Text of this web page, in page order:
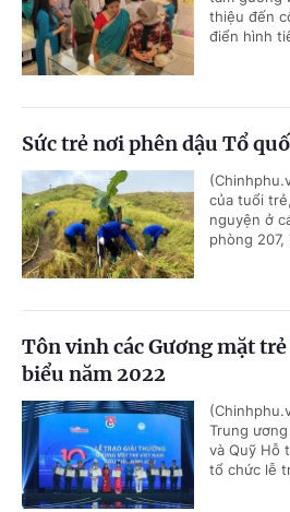
thiệu đến
điển hình
Sức trẻ nơi phên dậu Tổ
của tuổi
nguyện ở
phòng 207,
Tôn vinh các Gương mặt
biểu năm 2022
Trung
và Quỹ Hỗ
tổ chức lễ